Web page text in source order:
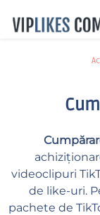
videoclipuri
de like-uri.
pachete de